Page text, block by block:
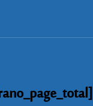
[rano_page_total]